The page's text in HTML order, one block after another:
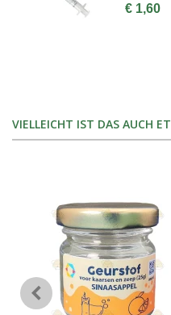
€ 1,60
VIELLEICHT IST DAS AUCH